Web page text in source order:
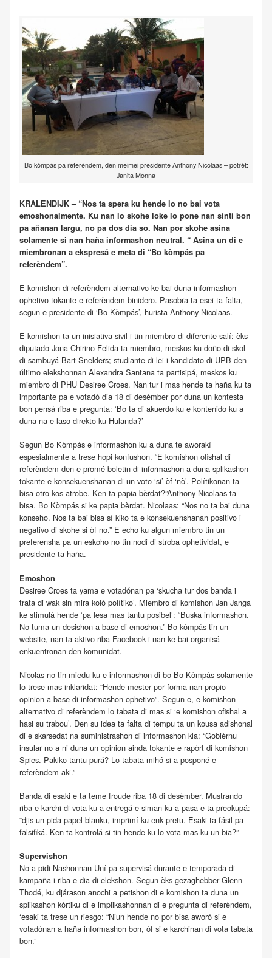
Bo kòmpás pa referèndem, den meimei presidente Anthony Nicolaas – potrèt:
Janita Monna
KRALENDIJK – “Nos ta spera ku hende lo no bai vota
emoshonalmente. Ku nan lo skohe loke lo pone nan sinti bon
pa añanan largu, no pa dos dia so. Nan por skohe asina
solamente si nan haña informashon neutral. “ Asina un di e
miembronan a ekspresá e meta di “Bo kòmpás pa
referèndem”.
E komishon di referèndem alternativo ke bai duna informashon
ophetivo tokante e referèndem binidero. Pasobra ta esei ta falta,
segun e presidente di ‘Bo Kòmpás’, hurista Anthony Nicolaas.
E komishon ta un inisiativa sivil i tin miembro di diferente salí: èks
diputado Jona Chirino-Felida ta miembro, meskos ku doño di skol
di sambuyá Bart Snelders; studiante di lei i kandidato di UPB den
último elekshonnan Alexandra Santana ta partisipá, meskos ku
miembro di PHU Desiree Croes. Nan tur i mas hende ta haña ku ta
importante pa e votadó dia 18 di desèmber por duna un kontesta
bon pensá riba e pregunta: ‘Bo ta di akuerdo ku e kontenido ku a
duna na e laso direkto ku Hulanda?’
Segun Bo Kòmpás e informashon ku a duna te aworakí
espesialmente a trese hopi konfushon. “E komishon ofishal di
referèndem den e promé boletin di informashon a duna splikashon
tokante e konsekuenshanan di un voto ‘si’ òf ‘nò’. Polítikonan ta
bisa otro kos atrobe. Ken ta papia bèrdat?”Anthony Nicolaas ta
bisa. Bo Kòmpás si ke papia bèrdat. Nicolaas: “Nos no ta bai duna
konseho. Nos ta bai bisa sí kiko ta e konsekuenshanan positivo i
negativo di skohe si òf no.” E echo ku algun miembro tin un
preferensha pa un eskoho no tin nodi di stroba ophetividat, e
presidente ta haña.
Emoshon
Desiree Croes ta yama e votadónan pa ‘skucha tur dos banda i
trata di wak sin mira koló polítiko’. Miembro di komishon Jan Janga
ke stimulá hende ‘pa lesa mas tantu posibel’: “Buska informashon.
No tuma un desishon a base di emoshon.” Bo kòmpás tin un
website, nan ta aktivo riba Facebook i nan ke bai organisá
enkuentronan den komunidat.
Nicolas no tin miedu ku e informashon di bo Bo Kòmpás solamente
lo trese mas inklaridat: “Hende mester por forma nan propio
opinion a base di informashon ophetivo”. Segun e, e komishon
alternativo di referèndem lo tabata di mas si ‘e komishon ofishal a
hasi su trabou’. Den su idea ta falta di tempu ta un kousa adishonal
di e skarsedat na suministrashon di informashon kla: “Gobièrnu
insular no a ni duna un opinion ainda tokante e rapòrt di komishon
Spies. Pakiko tantu purá? Lo tabata mihó si a posponé e
referèndem aki.”
Banda di esaki e ta teme froude riba 18 di desèmber. Mustrando
riba e karchi di vota ku a entregá e siman ku a pasa e ta preokupá:
“djis un pida papel blanku, imprimí ku enk pretu. Esaki ta fásil pa
falsifiká. Ken ta kontrolá si tin hende ku lo vota mas ku un bia?”
Supervishon
No a pidi Nashonnan Uní pa supervisá durante e temporada di
kampaña i riba e dia di elekshon. Segun èks gezaghebber Glenn
Thodé, ku djárason anochi a petishon di e komishon ta duna un
splikashon kòrtiku di e implikashonnan di e pregunta di referèndem,
‘esaki ta trese un riesgo: “Niun hende no por bisa aworó si e
votadónan a haña informashon bon, òf si e karchinan di vota tabata
bon.”